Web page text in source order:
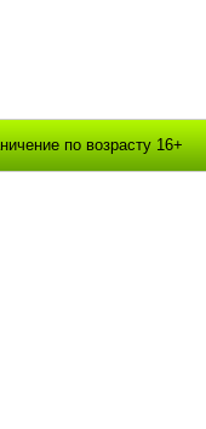
по возрасту 16+